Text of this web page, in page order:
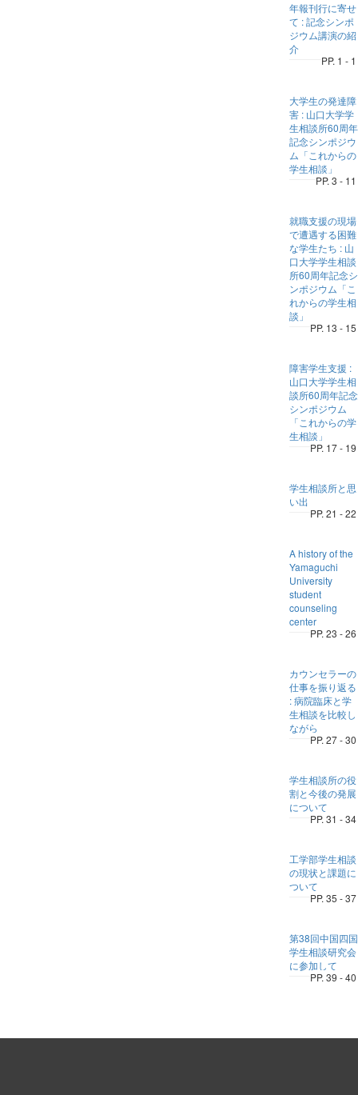
年報刊行に寄せ
て : 記念シンポ
ジウム講演の紹
介
PP. 1 - 1
大学生の発達障
害 : 山口大学学
生相談所60周年
記念シンポジウ
ム「これからの
学生相談」
PP. 3 - 11
就職支援の現場
で遭遇する困難
な学生たち : 山
口大学学生相談
所60周年記念シ
ンポジウム「こ
れからの学生相
談」
PP. 13 - 15
障害学生支援 :
山口大学学生相
談所60周年記念
シンポジウム
「これからの学
生相談」
PP. 17 - 19
学生相談所と思
い出
PP. 21 - 22
A history of the
Yamaguchi
University
student
counseling
center
PP. 23 - 26
カウンセラーの
仕事を振り返る
: 病院臨床と学
生相談を比較し
ながら
PP. 27 - 30
学生相談所の役
割と今後の発展
について
PP. 31 - 34
工学部学生相談
の現状と課題に
ついて
PP. 35 - 37
第38回中国四国
学生相談研究会
に参加して
PP. 39 - 40